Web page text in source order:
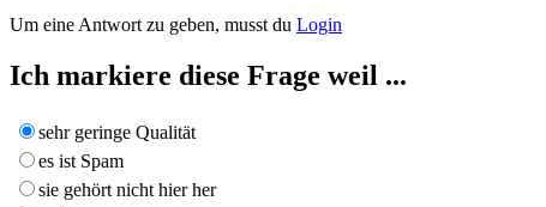
Um eine Antwort zu geben, musst du Login
Ich markiere diese Frage weil ...
sehr geringe Qualität
es ist Spam
sie gehört nicht hier her